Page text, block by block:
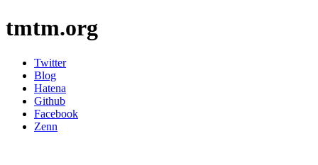
tmtm.org
Twitter
Blog
Hatena
Github
Facebook
Zenn